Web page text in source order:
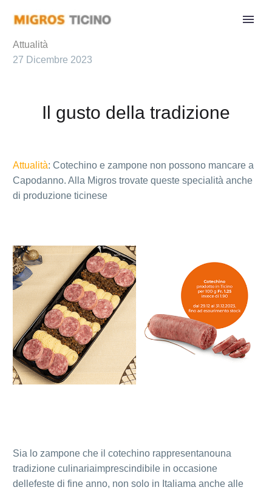
Attualità
27 Dicembre 2023
Il gusto della tradizione
Attualità: Cotechino e zampone non possono mancare a
Capodanno. Alla Migros trovate queste specialità anche
di produzione ticinese
Sia lo zampone che il cotechino rappresentanouna
tradizione culinariaimprescindibile in occasione
dellefeste di fine anno, non solo in Italiama anche alle